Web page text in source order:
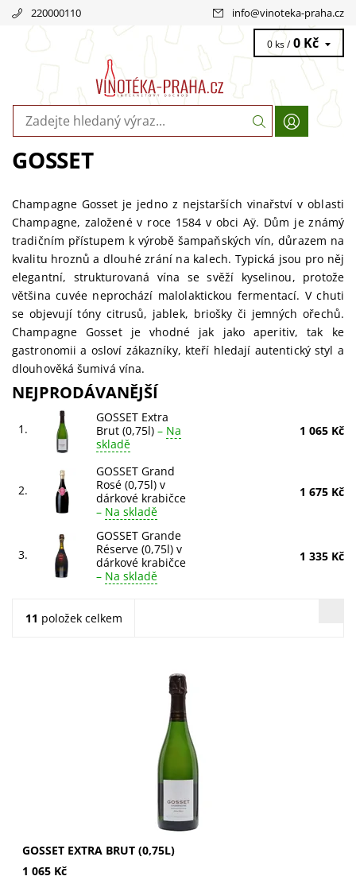
220000110 info@vinoteka-praha.cz
0 ks / 0 Kč
GOSSET
Champagne Gosset je jedno z nejstarších vinařství v oblasti
Champagne, založené v roce 1584 v obci Aÿ. Dům je známý
tradičním přístupem k výrobě šampaňských vín, důrazem na
kvalitu hroznů a dlouhé zrání na kalech. Typická jsou pro něj
elegantní, strukturovaná vína se svěží kyselinou, protože
většina cuvée neprochází malolaktickou fermentací. V chuti
se objevují tóny citrusů, jablek, briošky či jemných ořechů.
Champagne Gosset je vhodné jak jako aperitiv, tak ke
gastronomii a osloví zákazníky, kteří hledají autentický styl a
dlouhověká šumivá vína.
NEJPRODÁVANĚJŠÍ
1.
GOSSET Extra
Brut (0,75l) – Na
skladě
1 065 Kč
2.
GOSSET Grand
Rosé (0,75l) v
dárkové krabičce
– Na skladě
1 675 Kč
3.
GOSSET Grande
Réserve (0,75l) v
dárkové krabičce
– Na skladě
1 335 Kč
11 položek celkem
GOSSET Extra Brut (0,75l): svěží šampaňské s krémovou
texturou a ovocnými tóny broskve, mirabelky a slivoně.
Závěr je slaný a minerální. Ideální...
GOSSET EXTRA BRUT (0,75L)
1 065 Kč